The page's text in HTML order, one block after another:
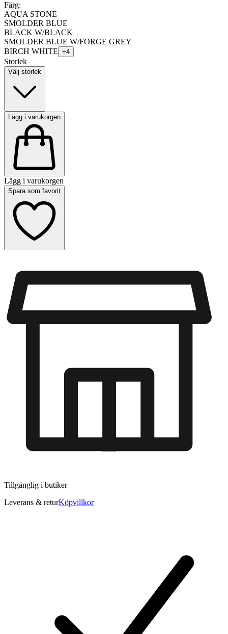
Färg:
AQUA STONE
SMOLDER BLUE
BLACK W/BLACK
SMOLDER BLUE W/FORGE GREY
BIRCH WHITE +4
Storlek
Välj storlek
Lägg i varukorgen
Lägg i varukorgen
Spara som favorit
Tillgänglig i butiker
Leverans & returKöpvillkor